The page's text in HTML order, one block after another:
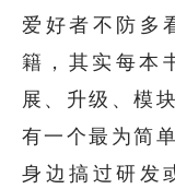
爱好者不防多
籍，其实每本
展、升级、模
有一个最为简
身边搞过研发